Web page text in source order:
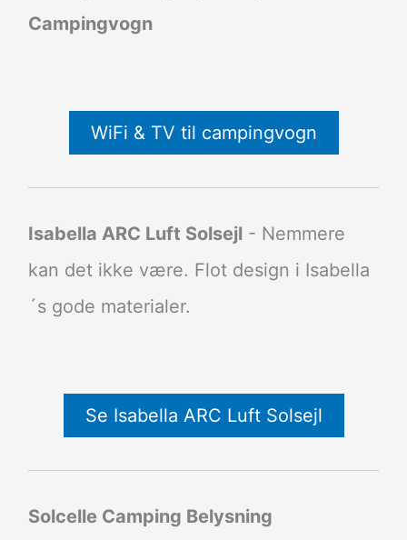
Campingvogn
WiFi & TV til campingvogn
Isabella ARC Luft Solsejl- Nemmere
kan det ikke være. Flot design i Isabella
´s gode materialer.
Se Isabella ARC Luft Solsejl
Solcelle Camping Belysning